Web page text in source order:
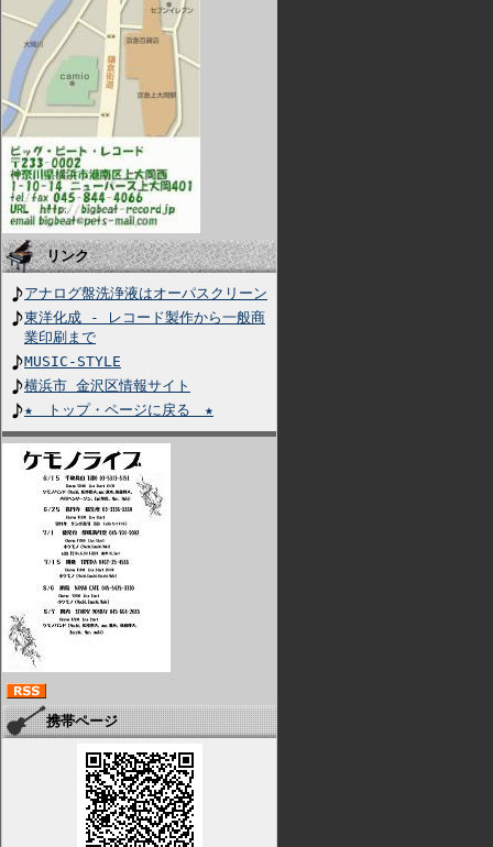
リンク
アナログ盤洗浄液はオーパスクリーン
東洋化成 - レコード製作から一般商
業印刷まで
MUSIC-STYLE
横浜市 金沢区情報サイト
★ トップ・ページに戻る ★
携帯ページ